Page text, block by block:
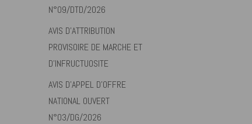
N°09/DTD/2026
AVIS D’ATTRIBUTION
PROVISOIRE DE MARCHE ET
D’INFRUCTUOSITE
AVIS D’APPEL D’OFFRE
NATIONAL OUVERT
N°03/DG/2026